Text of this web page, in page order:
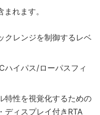
れます。
クレンジを制御するレベ
ハイパス/ローパスフィ
特性を視覚化するための
ディスプレイ付きRTA